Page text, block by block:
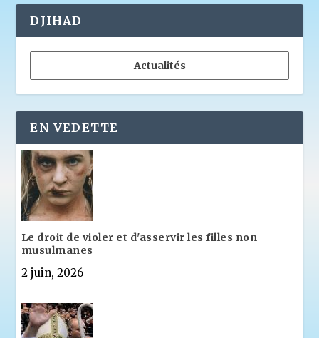
DJIHAD
Actualités
EN VEDETTE
Le droit de violer et d'asservir les filles non
musulmanes
2 juin, 2026